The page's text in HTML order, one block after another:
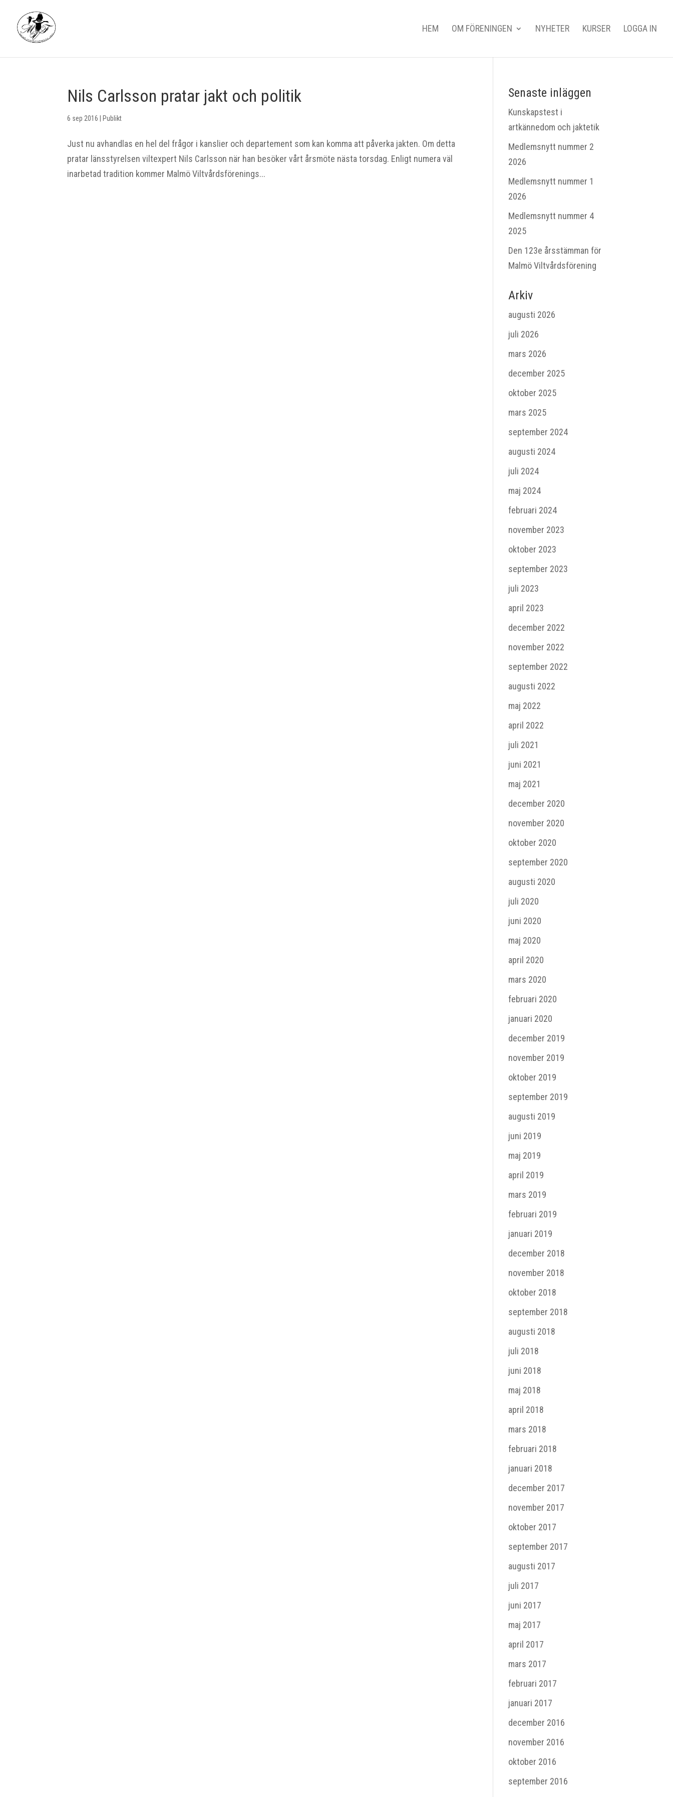
HEM OM FÖRENINGEN NYHETER KURSER LOGGA IN
Nils Carlsson pratar jakt och politik
6 sep 2016 Publikt
Just nu avhandlas en hel del frågor i kanslier och departement som kan komma att påverka jakten. Om detta
pratar länsstyrelsen viltexpert Nils Carlsson när han besöker vårt årsmöte nästa torsdag. Enligt numera väl
inarbetad tradition kommer Malmö Viltvårdsförenings...
Senaste inläggen
Kunskapstest i
artkännedom och jaktetik
Medlemsnytt nummer 2
2026
Medlemsnytt nummer 1
2026
Medlemsnytt nummer 4
2025
Den 123e årsstämman för
Malmö Viltvårdsförening
Arkiv
augusti 2026
juli 2026
mars 2026
december 2025
oktober 2025
mars 2025
september 2024
augusti 2024
juli 2024
maj 2024
februari 2024
november 2023
oktober 2023
september 2023
juli 2023
april 2023
december 2022
november 2022
september 2022
augusti 2022
maj 2022
april 2022
juli 2021
juni 2021
maj 2021
december 2020
november 2020
oktober 2020
september 2020
augusti 2020
juli 2020
juni 2020
maj 2020
april 2020
mars 2020
februari 2020
januari 2020
december 2019
november 2019
oktober 2019
september 2019
augusti 2019
juni 2019
maj 2019
april 2019
mars 2019
februari 2019
januari 2019
december 2018
november 2018
oktober 2018
september 2018
augusti 2018
juli 2018
juni 2018
maj 2018
april 2018
mars 2018
februari 2018
januari 2018
december 2017
november 2017
oktober 2017
september 2017
augusti 2017
juli 2017
juni 2017
maj 2017
april 2017
mars 2017
februari 2017
januari 2017
december 2016
november 2016
oktober 2016
september 2016